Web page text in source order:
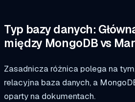
Typ bazy danych:
między MongoDB vs
Zasadnicza różnica polega na
relacyjna baza danych, a
oparty na dokumentach.